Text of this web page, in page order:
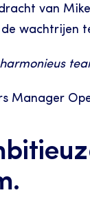
van
wachtrijen
harmonieus
Manager